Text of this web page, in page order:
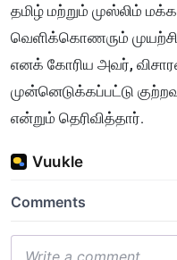
தமிழ் மற்றும் முஸ்லிம்
வெளிக்கொணரும்
எனக் கோரிய அவர்,
முன்னெடுக்கப்பட்டு
என்றும் தெரிவித்தார்.